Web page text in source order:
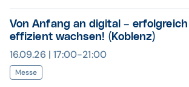
Von Anfang an digital –
effizient wachsen! (Koblenz)
16.09.26 | 17:00-21:00
Messe